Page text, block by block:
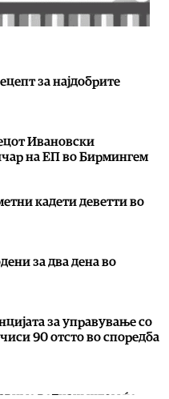
за најдобрите
Ивановски
на ЕП во Бирмингем
кадети деветти во
за два дена во
за управување со
90 отсто во споредба